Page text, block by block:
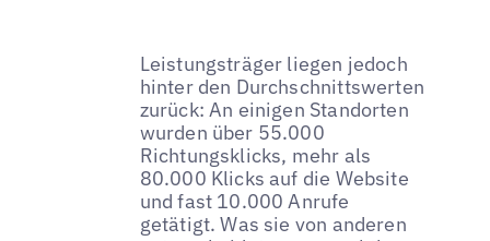
Leistungsträger liegen jedoch
hinter den Durchschnittswerten
zurück: An einigen Standorten
wurden über 55.000
Richtungsklicks, mehr als
80.000 Klicks auf die Website
und fast 10.000 Anrufe
getätigt. Was sie von anderen